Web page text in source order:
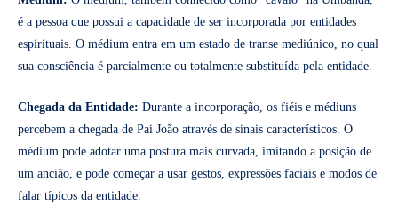
é a pessoa que possui a capacidade de ser incorporada por entidades
espirituais. O médium entra em um estado de transe mediúnico, no qual
sua consciência é parcialmente ou totalmente substituída pela entidade.
Chegada da Entidade: Durante a incorporação, os fiéis e médiuns
percebem a chegada de Pai João através de sinais característicos. O
médium pode adotar uma postura mais curvada, imitando a posição de
um ancião, e pode começar a usar gestos, expressões faciais e modos de
falar típicos da entidade.